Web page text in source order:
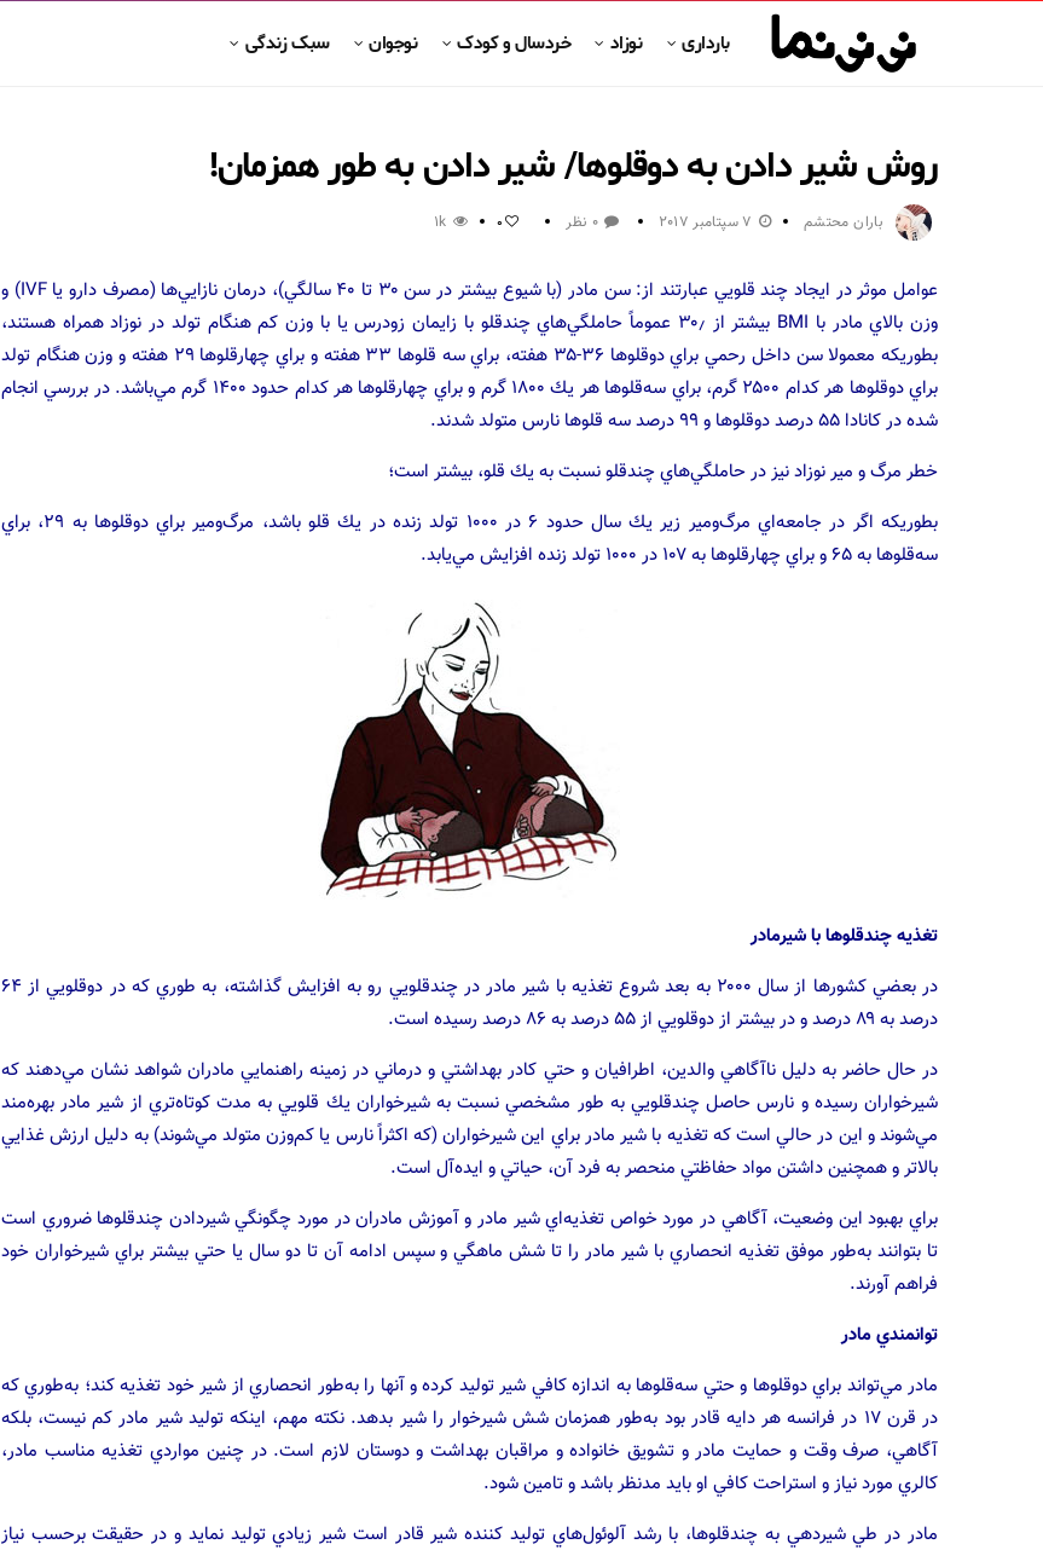
بارداری نوزاد خردسال و کودک نوجوان سبک زندگی
روش شیر دادن به دوقلوها/ شیر دادن به طور همزمان!
باران محتشم 7 سپتامبر 2017 0 نظر 0
1k
عوامل موثر در ايجاد چند قلويي عبارتند از: سن مادر (با شيوع بيشتر در سن ۳۰ تا ۴۰ سالگي)، درمان نازايي‌ها (مصرف دارو يا IVF) و
وزن بالاي مادر با BMI بيشتر از ۳۰٫ عموماً حاملگي‌هاي چندقلو با زايمان زودرس يا با وزن كم هنگام تولد در نوزاد همراه هستند،
بطوريكه معمولا سن داخل رحمي براي دوقلوها ۳۶-۳۵ هفته، براي سه قلوها ۳۳ هفته و براي چهارقلوها ۲۹ هفته و وزن هنگام تولد
براي دوقلوها هر كدام ۲۵۰۰ گرم، براي سه‌قلوها هر يك ۱۸۰۰ گرم و براي چهارقلوها هر كدام حدود ۱۴۰۰ گرم مي‌باشد. در بررسي انجام
شده در كانادا ۵۵ درصد دوقلوها و ۹۹ درصد سه قلوها نارس متولد شدند.
خطر مرگ و مير نوزاد نيز در حاملگي‌هاي چندقلو نسبت به يك قلو، بيشتر است؛
بطوريكه اگر در جامعه‌اي مرگ‌ومير زير يك سال حدود ۶ در ۱۰۰۰ تولد زنده در يك قلو باشد، مرگ‌ومير براي دوقلوها به ۲۹، براي
سه‌قلوها به ۶۵ و براي چهارقلوها به ۱۰۷ در ۱۰۰۰ تولد زنده افزايش مي‌يابد.
تغذيه چندقلوها با شيرمادر
در بعضي كشورها از سال ۲۰۰۰ به بعد شروع تغذيه با شير مادر در چندقلويي رو به افزايش گذاشته، به طوري كه در دوقلويي از ۶۴
درصد به ۸۹ درصد و در بيشتر از دوقلويي از ۵۵ درصد به ۸۶ درصد رسيده است.
در حال حاضر به دليل ناآگاهي والدين، اطرافيان و حتي كادر بهداشتي و درماني در زمينه راهنمايي مادران شواهد نشان مي‌دهند كه
شيرخواران رسيده و نارس حاصل چندقلويي به طور مشخصي نسبت به شيرخواران يك قلويي به مدت كوتاه‌تري از شير مادر بهره‌مند
مي‌شوند و اين در حالي است كه تغذيه با شير مادر براي اين شيرخواران (كه اكثراً نارس يا كم‌وزن متولد مي‌شوند) به دليل ارزش غذايي
بالاتر و همچنين داشتن مواد حفاظتي منحصر به فرد آن، حياتي و ايده‌آل است.
براي بهبود اين وضعيت، آگاهي در مورد خواص تغذيه‌اي شير مادر و آموزش مادران در مورد چگونگي شيردادن چندقلوها ضروري است
تا بتوانند به‌طور موفق تغذيه انحصاري با شير مادر را تا شش ماهگي و سپس ادامه آن تا دو سال يا حتي بيشتر براي شيرخواران خود
فراهم آورند.
توانمندي مادر
مادر مي‌تواند براي دوقلوها و حتي سه‌قلوها به اندازه كافي شير توليد كرده و آنها را به‌طور انحصاري از شير خود تغذيه كند؛ به‌طوري كه
در قرن ۱۷ در فرانسه هر دايه قادر بود به‌طور همزمان شش شيرخوار را شير بدهد. نكته مهم،‌ اينكه توليد شير مادر كم نيست، بلكه
آگاهي، صرف وقت و حمايت مادر و تشويق خانواده و مراقبان بهداشت و دوستان لازم است. در چنين مواردي تغذيه مناسب مادر،
كالري مورد نياز و استراحت كافي او بايد مدنظر باشد و تامين شود.
مادر در طي شيردهي به چندقلوها، با رشد آلوئول‌هاي توليد كننده شير قادر است شير زيادي توليد نمايد و در حقيقت برحسب نياز